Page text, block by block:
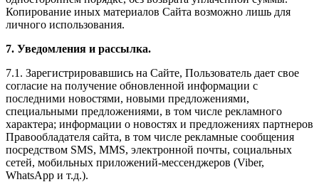
Копирование иных материалов Сайта возможно лишь для
личного использования.
7. Уведомления и рассылка.
7.1. Зарегистрировавшись на Сайте, Пользователь дает свое
согласие на получение обновленной информации с
последними новостями, новыми предложениями,
специальными предложениями, в том числе рекламного
характера; информации о новостях и предложениях партнеров
Правообладателя сайта, в том числе рекламные сообщения
посредством SMS, MMS, электронной почты, социальных
сетей, мобильных приложений-мессенджеров (Viber,
WhatsApp и т.д.).